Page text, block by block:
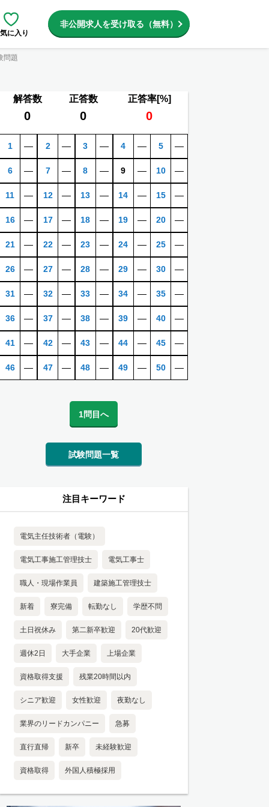
に入り
非公開求人を受け取る（無料）
問題
解答数 正答数 正答率[%]
0 0 0
1 ―
6 ―
11 ―
16 ―
21 ―
26 ―
31 ―
36 ―
41 ―
46 ―
2 ―
7 ―
12 ―
17 ―
22 ―
27 ―
32 ―
37 ―
42 ―
47 ―
3 ―
8 ―
13 ―
18 ―
23 ―
28 ―
33 ―
38 ―
43 ―
48 ―
4 ―
9 ―
14 ―
19 ―
24 ―
29 ―
34 ―
39 ―
44 ―
49 ―
5 ―
10 ―
15 ―
20 ―
25 ―
30 ―
35 ―
40 ―
45 ―
50 ―
1問目へ
試験問題一覧
注目キーワード
電気主任技術者（電験）
電気工事施工管理技士 電気工事士
職人・現場作業員 建築施工管理技士
新着 寮完備 転勤なし 学歴不問
土日祝休み 第二新卒歓迎 20代歓迎
週休2日 大手企業 上場企業
資格取得支援 残業20時間以内
シニア歓迎 女性歓迎 夜勤なし
業界のリードカンパニー 急募
直行直帰 新卒 未経験歓迎
資格取得 外国人積極採用